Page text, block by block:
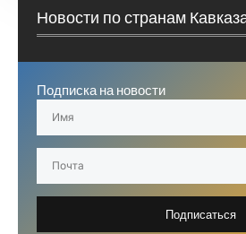
Новости по странам
Подписка на новости
Подписаться